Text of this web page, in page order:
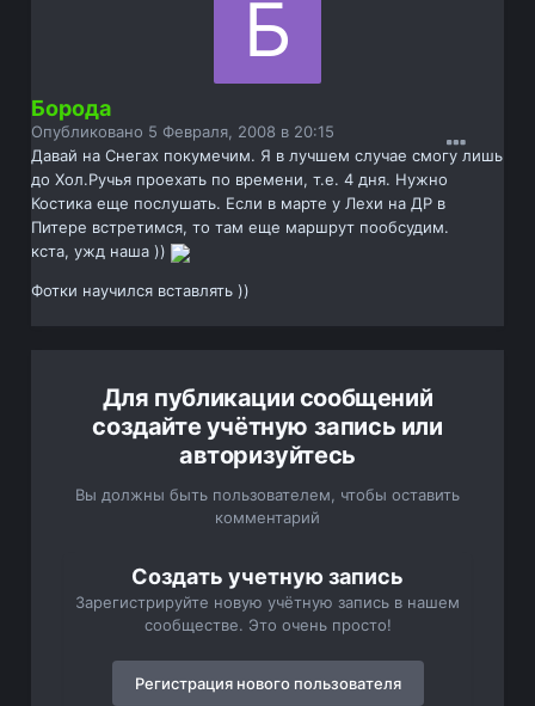
Борода
Опубликовано 5 Февраля, 2008 в 20:15
Давай на Снегах покумечим. Я в лучшем случае смогу лишь
до Хол.Ручья проехать по времени, т.е. 4 дня. Нужно
Костика еще послушать. Если в марте у Лехи на ДР в
Питере встретимся, то там еще маршрут пообсудим.
кста, ужд наша ))
Фотки научился вставлять ))
Для публикации сообщений
создайте учётную запись или
авторизуйтесь
Вы должны быть пользователем, чтобы оставить
комментарий
Создать учетную запись
Зарегистрируйте новую учётную запись в нашем
сообществе. Это очень просто!
Регистрация нового пользователя